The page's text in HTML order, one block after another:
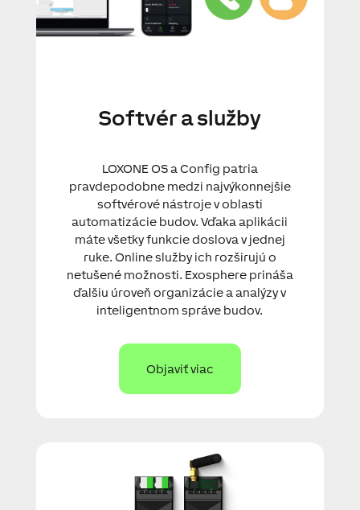
Softvér a služby
LOXONE OS a Config patria
pravdepodobne medzi najvýkonnejšie
softvérové nástroje v oblasti
automatizácie budov. Vďaka aplikácii
máte všetky funkcie doslova v jednej
ruke. Online služby ich rozširujú o
netušené možnosti. Exosphere prináša
ďalšiu úroveň organizácie a analýzy v
inteligentnom správe budov.
Objaviť viac